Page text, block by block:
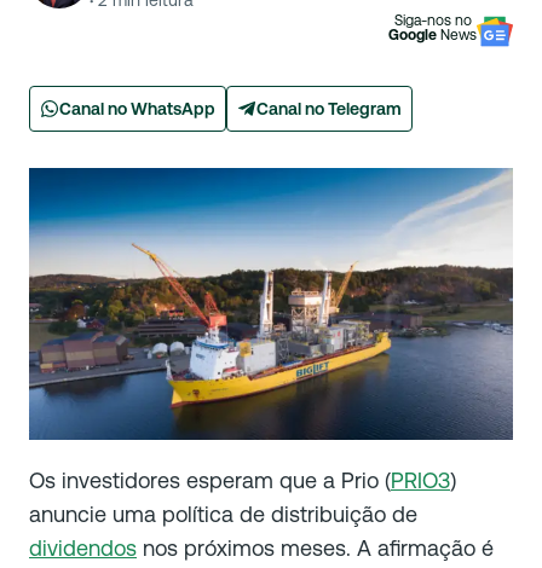
Siga-nos no
Google News
Canal no WhatsApp Canal no Telegram
Os investidores esperam que a Prio (PRIO3)
anuncie uma política de distribuição de
dividendos nos próximos meses. A afirmação é